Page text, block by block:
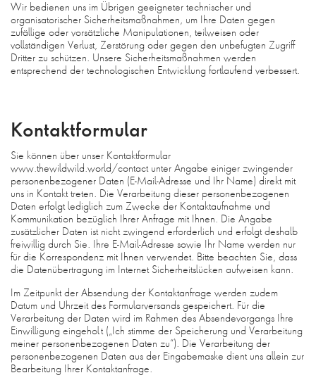
Wir bedienen uns im Übrigen geeigneter technischer und
organisatorischer Sicherheitsmaßnahmen, um Ihre Daten gegen
zufällige oder vorsätzliche Manipulationen, teilweisen oder
vollständigen Verlust, Zerstörung oder gegen den unbefugten Zugriff
Dritter zu schützen. Unsere Sicherheitsmaßnahmen werden
entsprechend der technologischen Entwicklung fortlaufend verbessert.
Kontaktformular
Sie können über unser Kontaktformular
www.thewildwild.world/contact unter Angabe einiger zwingender
personenbezogener Daten (E-Mail-Adresse und Ihr Name) direkt mit
uns in Kontakt treten. Die Verarbeitung dieser personenbezogenen
Daten erfolgt lediglich zum Zwecke der Kontaktaufnahme und
Kommunikation bezüglich Ihrer Anfrage mit Ihnen. Die Angabe
zusätzlicher Daten ist nicht zwingend erforderlich und erfolgt deshalb
freiwillig durch Sie. Ihre E-Mail-Adresse sowie Ihr Name werden nur
für die Korrespondenz mit Ihnen verwendet. Bitte beachten Sie, dass
die Datenübertragung im Internet Sicherheitslücken aufweisen kann.
Im Zeitpunkt der Absendung der Kontaktanfrage werden zudem
Datum und Uhrzeit des Formularversands gespeichert. Für die
Verarbeitung der Daten wird im Rahmen des Absendevorgangs Ihre
Einwilligung eingeholt („Ich stimme der Speicherung und Verarbeitung
meiner personenbezogenen Daten zu“). Die Verarbeitung der
personenbezogenen Daten aus der Eingabemaske dient uns allein zur
Bearbeitung Ihrer Kontaktanfrage.